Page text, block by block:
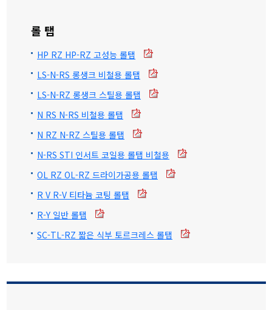
롤 탭
HP RZ HP-RZ 고성능 롤탭
LS-N-RS 롱생크 비철용 롤탭
LS-N-RZ 롱생크 스틸용 롤탭
N RS N-RS 비철용 롤탭
N RZ N-RZ 스틸용 롤탭
N-RS STI 인서트 코일용 롤탭 비철용
OL RZ OL-RZ 드라이가공용 롤탭
R V R-V 티타늄 코팅 롤탭
R-Y 일반 롤탭
SC-TL-RZ 짧은 식부 토르크레스 롤탭